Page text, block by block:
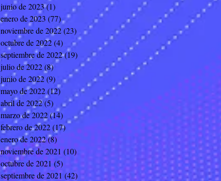
junio de 2023(1) 1 entrada
enero de 2023 (77)77 entradas
noviembre de 2022(23) 23 entradas
octubre de 2022(4) 4 entradas
septiembre de 2022(19) 19 entradas
julio de 2022(8) 8 entradas
junio de 2022(9) 9 entradas
mayo de 2022(12) 12 entradas
abril de 2022(5) 5 entradas
marzo de 2022(14) 14 entradas
febrero de 2022(17) 17 entradas
enero de 2022(8)
noviembre de 2021 (10) 10 entradas
octubre de 2021 (5) 5 entradas
septiembre de 2021 (42) 42 entradas